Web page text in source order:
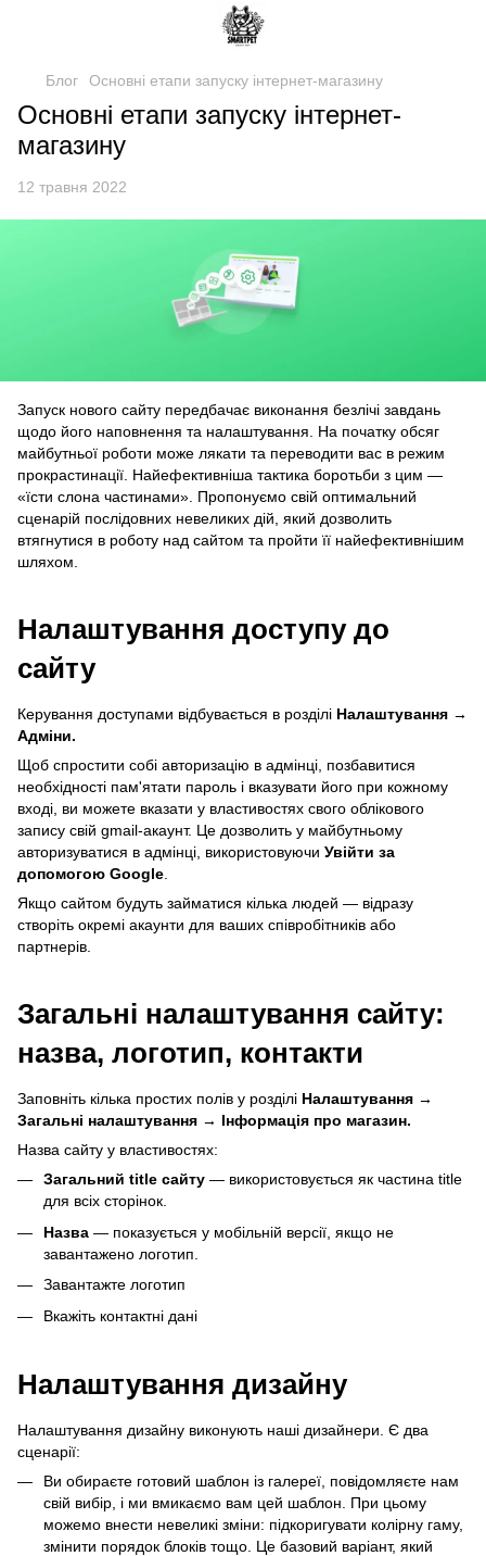
Блог Основні етапи запуску інтернет-магазину
Основні етапи запуску інтернет-
магазину
12 травня 2022
Запуск нового сайту передбачає виконання безлічі завдань
щодо його наповнення та налаштування. На початку обсяг
майбутньої роботи може лякати та переводити вас в режим
прокрастинації. Найефективніша тактика боротьби з цим —
«їсти слона частинами». Пропонуємо свій оптимальний
сценарій послідовних невеликих дій, який дозволить
втягнутися в роботу над сайтом та пройти її найефективнішим
шляхом.
Налаштування доступу до
сайту
Керування доступами відбувається в розділі Налаштування →
Адміни.
Щоб спростити собі авторизацію в адмінці, позбавитися
необхідності пам'ятати пароль і вказувати його при кожному
вході, ви можете вказати у властивостях свого облікового
запису свій gmail-акаунт. Це дозволить у майбутньому
авторизуватися в адмінці, використовуючи Увійти за
допомогою Google.
Якщо сайтом будуть займатися кілька людей — відразу
створіть окремі акаунти для ваших співробітників або
партнерів.
Загальні налаштування сайту:
назва, логотип, контакти
Заповніть кілька простих полів у розділі Налаштування →
Загальні налаштування → Інформація про магазин.
Назва сайту у властивостях:
Загальний title сайту — використовується як частина title
для всіх сторінок.
Назва — показується у мобільній версії, якщо не
завантажено логотип.
Завантажте логотип
Вкажіть контактні дані
Налаштування дизайну
Налаштування дизайну виконують наші дизайнери. Є два
сценарії:
Ви обираєте готовий шаблон із галереї , повідомляєте нам
свій вибір, і ми вмикаємо вам цей шаблон. При цьому
можемо внести невеликі зміни: підкоригувати колірну гаму,
змінити порядок блоків тощо. Це базовий варіант, який